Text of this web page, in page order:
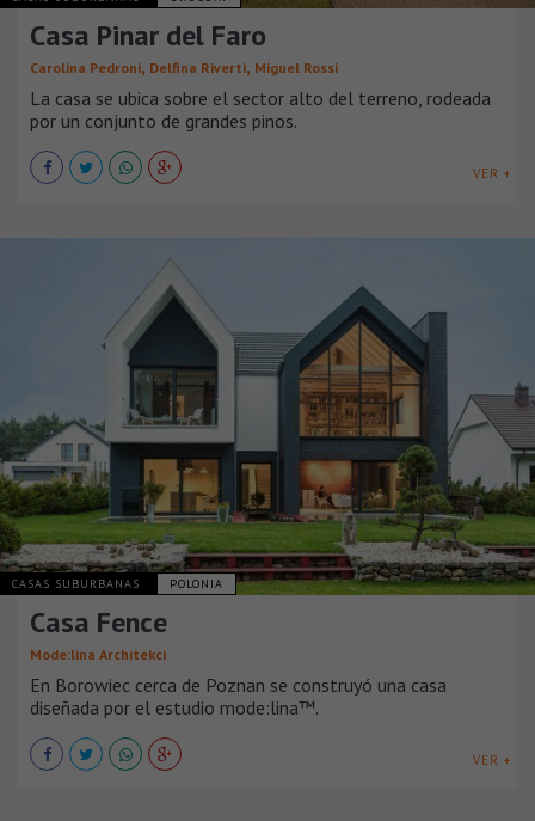
Casa Pinar del Faro
Carolina Pedroni, Delfina Riverti, Miguel Rossi
La casa se ubica sobre el sector alto del terreno, rodeada
por un conjunto de grandes pinos.
VER +
CASAS SUBURBANAS POLONIA
Casa Fence
Mode:lina Architekci
En Borowiec cerca de Poznan se construyó una casa
diseñada por el estudio mode:lina™.
VER +